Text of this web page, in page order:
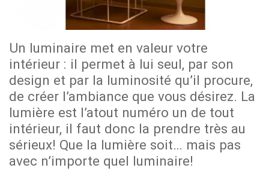
Un luminaire met en valeur votre
intérieur : il permet à lui seul, par son
design et par la luminosité qu’il procure,
de créer l’ambiance que vous désirez. La
lumière est l’atout numéro un de tout
intérieur, il faut donc la prendre très au
sérieux! Que la lumière soit… mais pas
avec n’importe quel luminaire!